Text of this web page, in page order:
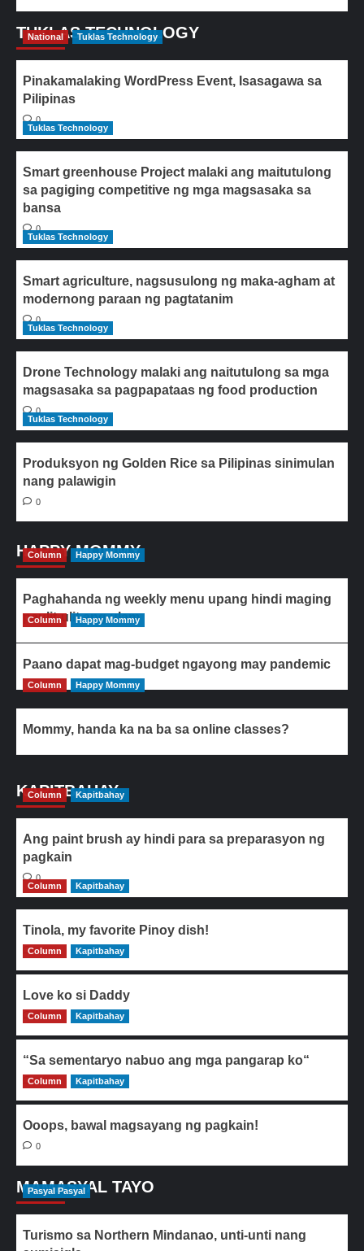
TUKLAS TECHNOLOGY
National Tuklas Technology
Pinakamalaking WordPress Event, Isasagawa sa
Pilipinas
0
Tuklas Technology
Smart greenhouse Project malaki ang maitutulong
sa pagiging competitive ng mga magsasaka sa
bansa
0
Tuklas Technology
Smart agriculture, nagsusulong ng maka-agham at
modernong paraan ng pagtatanim
0
Tuklas Technology
Drone Technology malaki ang naitutulong sa mga
magsasaka sa pagpapataas ng food production
0
Tuklas Technology
Produksyon ng Golden Rice sa Pilipinas sinimulan
nang palawigin
0
HAPPY MOMMY
Column Happy Mommy
Paghahanda ng weekly menu upang hindi maging
paulit-ulit ang ulam
Column Happy Mommy
Paano dapat mag-budget ngayong may pandemic
Column Happy Mommy
Mommy, handa ka na ba sa online classes?
KAPITBAHAY
Column Kapitbahay
Ang paint brush ay hindi para sa preparasyon ng
pagkain
0
Column
Kapitbahay
Tinola, my favorite Pinoy dish!
0
Column Kapitbahay
Love ko si Daddy
0
Column Kapitbahay
“Sa sementaryo nabuo ang mga pangarap ko“
0
Column Kapitbahay
Ooops, bawal magsayang ng pagkain!
0
MAMASYAL TAYO
Pasyal Pasyal
Turismo sa Northern Mindanao, unti-unti nang